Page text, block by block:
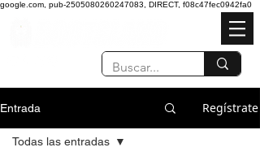
google.com, pub-2505080260247083, DIRECT, f08c47fec0942fa0
Entrada Regístrate
Todas las entradas